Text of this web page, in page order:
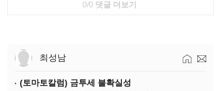
0/0 댓글 더보기
최성남
(토마토칼럼) 금투세 불확실성